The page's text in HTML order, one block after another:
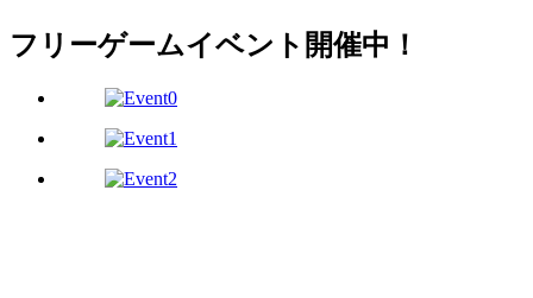
フリーゲームイベント開催中！